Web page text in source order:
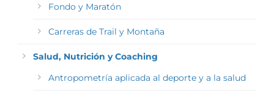
Fondo y Maratón
Carreras de Trail y Montaña
Salud, Nutrición y Coaching
Antropometría aplicada al deporte y a la salud